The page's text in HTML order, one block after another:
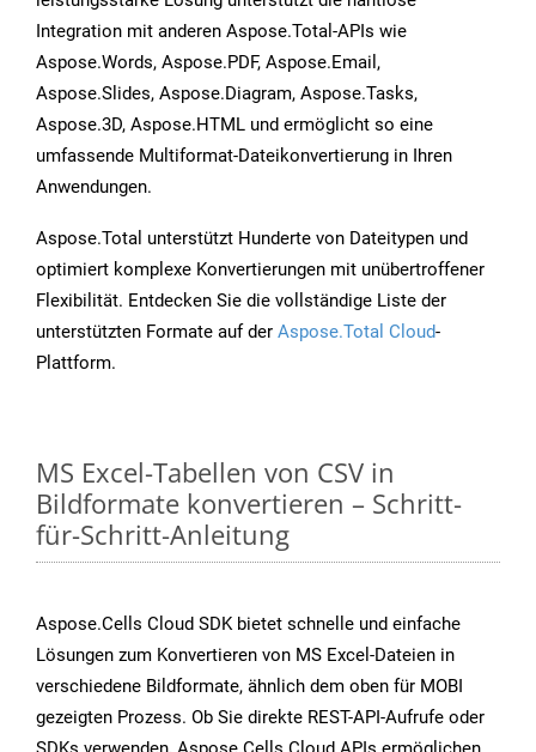
Integration mit anderen Aspose.Total-APIs wie
Aspose.Words, Aspose.PDF, Aspose.Email,
Aspose.Slides, Aspose.Diagram, Aspose.Tasks,
Aspose.3D, Aspose.HTML und ermöglicht so eine
umfassende Multiformat-Dateikonvertierung in Ihren
Anwendungen.
Aspose.Total unterstützt Hunderte von Dateitypen und
optimiert komplexe Konvertierungen mit unübertroffener
Flexibilität. Entdecken Sie die vollständige Liste der
unterstützten Formate auf der Aspose.Total Cloud-
Plattform.
MS Excel-Tabellen von CSV in
Bildformate konvertieren – Schritt-
für-Schritt-Anleitung
Aspose.Cells Cloud SDK bietet schnelle und einfache
Lösungen zum Konvertieren von MS Excel-Dateien in
verschiedene Bildformate, ähnlich dem oben für MOBI
gezeigten Prozess. Ob Sie direkte REST-API-Aufrufe oder